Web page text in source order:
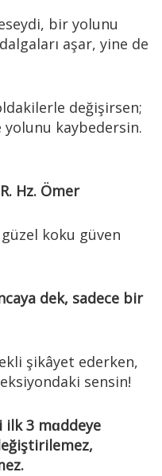
bir yolunu
aşar, yine de
değişirsen;
yolunu kaybedersin.
Hz. Ömer
güzel koku güven
dek, sadece bir
şikâyet ederken,
sensin!
ilk 3 mɑddeye